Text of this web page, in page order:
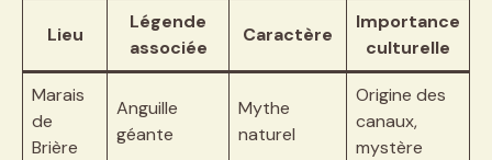
Lieu
Légende
associée
Caractère
Importance
culturelle
Marais
de
Brière
Anguille
géante
Mythe
naturel
Origine des
canaux,
mystère